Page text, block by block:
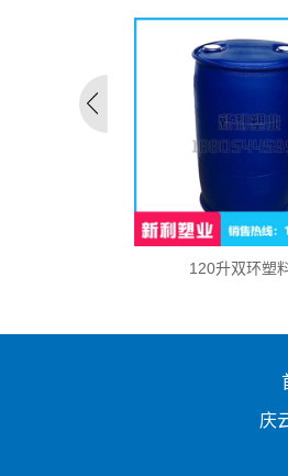
120升双环塑
庆